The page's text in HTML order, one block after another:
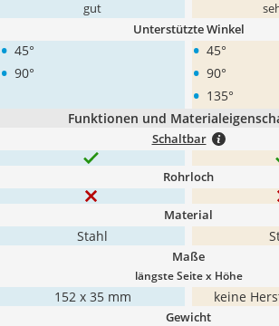
gut
Unterstützte Winkel
• 45°
• 90°
• 45°
• 90°
• 135°
Funktionen und
Schaltbar
Rohrloch
Material
Stahl
Maße
längste Seite x Höhe
152 x 35 mm keine
Gewicht